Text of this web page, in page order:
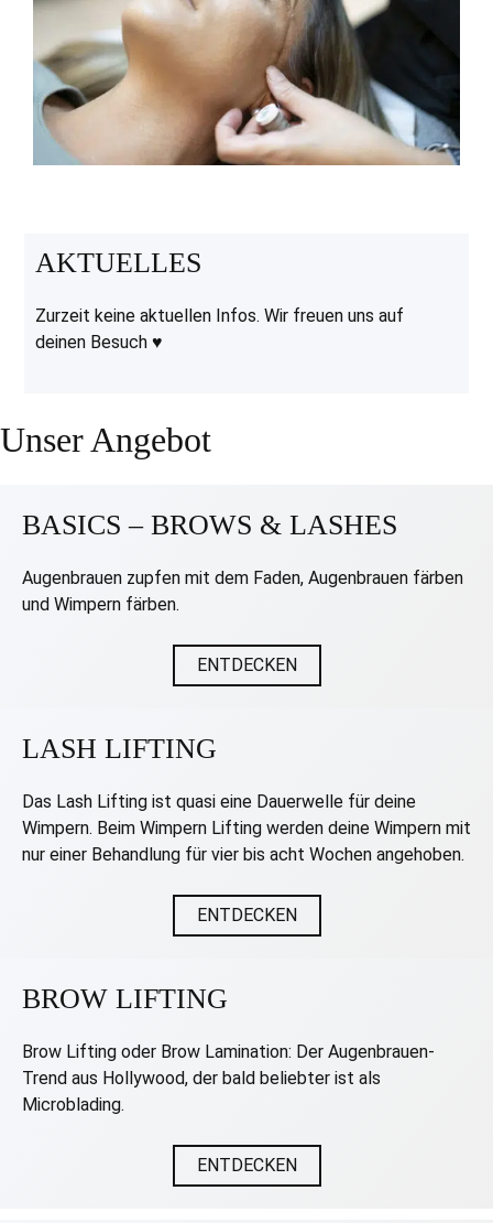
AKTUELLES
Zurzeit keine aktuellen Infos. Wir freuen uns auf
deinen Besuch ♥️
Unser Angebot
BASICS – BROWS & LASHES
Augenbrauen zupfen mit dem Faden, Augenbrauen färben
und Wimpern färben.
ENTDECKEN
LASH LIFTING
Das Lash Lifting ist quasi eine Dauerwelle für deine
Wimpern. Beim Wimpern Lifting werden deine Wimpern mit
nur einer Behandlung für vier bis acht Wochen angehoben.
ENTDECKEN
BROW LIFTING
Brow Lifting oder Brow Lamination: Der Augenbrauen-
Trend aus Hollywood, der bald beliebter ist als
Microblading.
ENTDECKEN